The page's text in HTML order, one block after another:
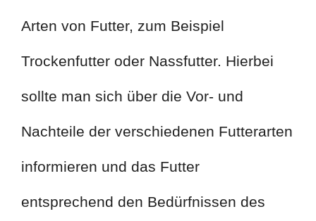
Arten von Futter, zum Beispiel
Trockenfutter oder Nassfutter. Hierbei
sollte man sich über die Vor- und
Nachteile der verschiedenen Futterarten
informieren und das Futter
entsprechend den Bedürfnissen des